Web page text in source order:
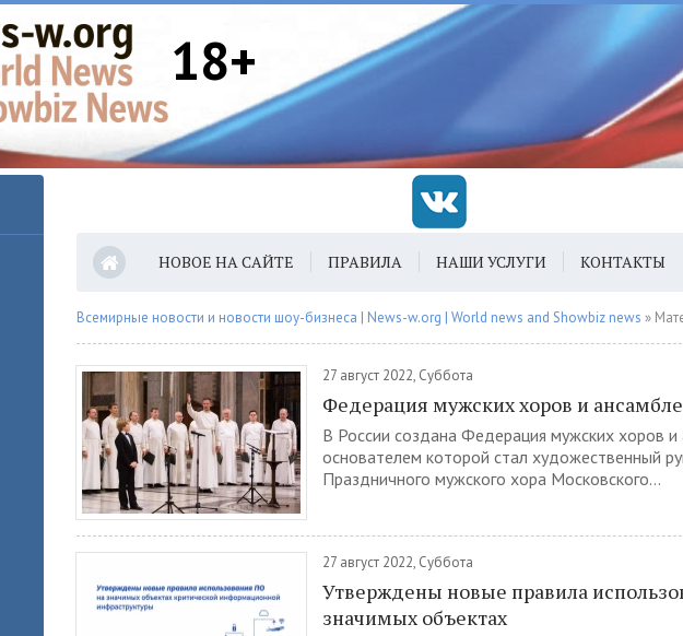
18+
НОВОЕ НА САЙТЕ ПРАВИЛА НАШИ УСЛУГИ КОНТАКТЫ
Всемирные новости и новости шоу-бизнеса | News-w.org | World news and Showbiz news »
27 август 2022, Суббота
Федерация мужских хоров и
В России создана Федерация мужских хоров и
основателем которой стал художественный
Праздничного мужского хора Московского...
27 август 2022, Суббота
Утверждены новые правила
значимых объектах